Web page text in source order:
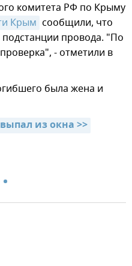
комитета РФ по Крыму
Крым сообщили, что
провода. "По
- отметили в
была жена и
из окна >>